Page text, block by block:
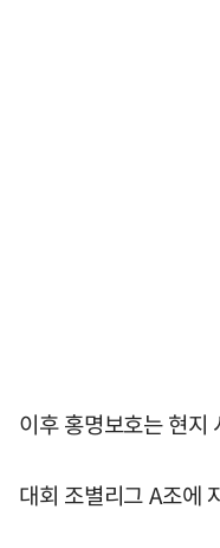
이후 홍명보호는 현지
대회 조별리그 A조에